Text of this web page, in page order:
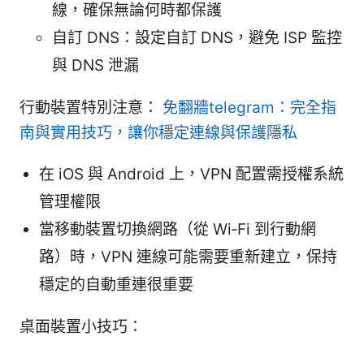
線，確保無論何時都保護
自訂 DNS：設定自訂 DNS，避免 ISP 監控
與 DNS 泄漏
行動裝置特別注意： 免翻牆telegram：完全指
南與實用技巧，讓你穩定連線與保護隱私
在 iOS 與 Android 上，VPN 配置需授權系統
管理權限
當移動裝置切換網路（從 Wi‑Fi 到行動網
路）時，VPN 連線可能需要重新建立，保持
穩定的自動重連很重要
桌面裝置小技巧：